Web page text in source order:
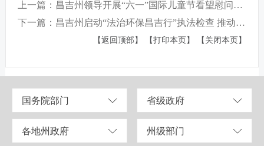
上一篇：昌吉州领导开展“六一”国际儿童节看望慰问活动
下一篇：昌吉州启动“法治环保昌吉行”执法检查 推动大气污染治理 助力美丽蓝天建设
【返回顶部】 【打印本页】 【关闭本页】
国务院部门 省级政府
各地州政府 州级部门